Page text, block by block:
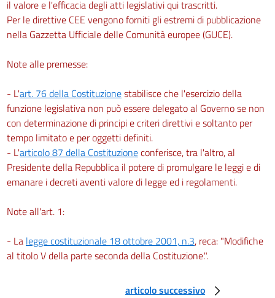
((Accesso agli strumenti di regolazione della crisi e dell'insolvenza
e alla liquidazione giudiziale))
Sezione I
((Iniziativa per l'accesso agli strumenti di regolazione
37
39
Sezione II
((Procedimento unitario per l'accesso agli strumenti di
regolazione della crisi e dell'insolvenza e alla liquidazione
giudiziale))
40
42
44
il valore e l'efficacia degli atti legislativi qui trascritti.
Per le direttive CEE vengono forniti gli estremi di pubblicazione
nella Gazzetta Ufficiale delle Comunità europee (GUCE).
Note alle premesse:
- L'art. 76 della Costituzionestabilisce che l'esercizio della
funzione legislativa non può essere delegato al Governo se non
con determinazione di principi e criteri direttivi e soltanto per
tempo limitato e per oggetti definiti.
- L'articolo 87 della Costituzioneconferisce, tra l'altro, al
Presidente della Repubblica il potere di promulgare le leggi e di
emanare i decreti aventi valore di legge ed i regolamenti.
Note all'art. 1:
- La legge costituzionale 18 ottobre 2001, n.3, reca: "Modifiche
al titolo V della parte seconda della Costituzione.".
articolo successivo